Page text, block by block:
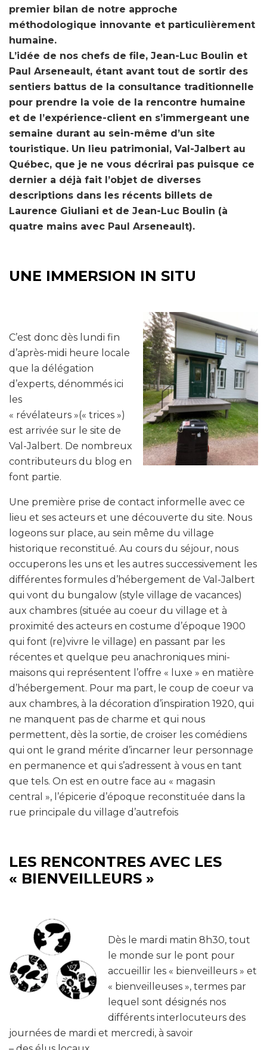
premier bilan de notre approche
méthodologique innovante et particulièrement
humaine.
L’idée de nos chefs de file, Jean-Luc Boulin et
Paul Arseneault, étant avant tout de sortir des
sentiers battus de la consultance traditionnelle
pour prendre la voie de la rencontre humaine
et de l’expérience-client en s’immergeant une
semaine durant au sein-même d’un site
touristique. Un lieu patrimonial, Val-Jalbert au
Québec, que je ne vous décrirai pas puisque ce
dernier a déjà fait l’objet de diverses
descriptions dans les récents billets de
Laurence Giuliani et de Jean-Luc Boulin (à
quatre mains avec Paul Arseneault).
UNE IMMERSION IN SITU
C’est donc dès lundi fin
d’après-midi heure locale
que la délégation
d’experts, dénommés ici
les
« révélateurs »(« trices »)
est arrivée sur le site de
Val-Jalbert. De nombreux
contributeurs du blog en
font partie.
Une première prise de contact informelle avec ce
lieu et ses acteurs et une découverte du site. Nous
logeons sur place, au sein même du village
historique reconstitué. Au cours du séjour, nous
occuperons les uns et les autres successivement les
différentes formules d’hébergement de Val-Jalbert
qui vont du bungalow (style village de vacances)
aux chambres (située au coeur du village et à
proximité des acteurs en costume d’époque 1900
qui font (re)vivre le village) en passant par les
récentes et quelque peu anachroniques mini-
maisons qui représentent l’offre « luxe » en matière
d’hébergement. Pour ma part, le coup de coeur va
aux chambres, à la décoration d’inspiration 1920, qui
ne manquent pas de charme et qui nous
permettent, dès la sortie, de croiser les comédiens
qui ont le grand mérite d’incarner leur personnage
en permanence et qui s’adressent à vous en tant
que tels. On est en outre face au « magasin
central », l’épicerie d’époque reconstituée dans la
rue principale du village d’autrefois
LES RENCONTRES AVEC LES
« BIENVEILLEURS »
Dès le mardi matin 8h30, tout
le monde sur le pont pour
accueillir les « bienveilleurs » et
« bienveilleuses », termes par
lequel sont désignés nos
différents interlocuteurs des
journées de mardi et mercredi, à savoir